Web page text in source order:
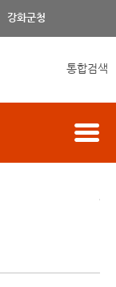
강화군청
통합검색